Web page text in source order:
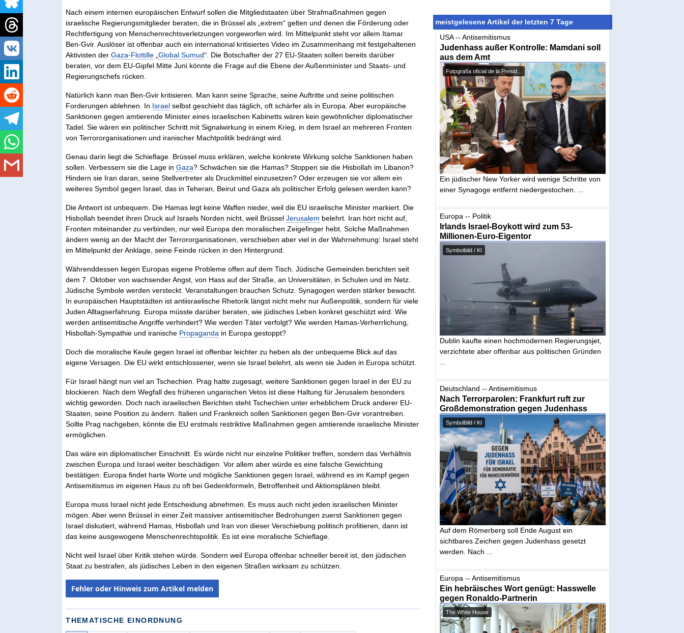
Nach einem internen europäischen Entwurf sollen die Mitgliedstaaten über Strafmaßnahmen gegen
israelische Regierungsmitglieder beraten, die in Brüssel als „extrem“ gelten und denen die Förderung oder
Rechtfertigung von Menschenrechtsverletzungen vorgeworfen wird. Im Mittelpunkt steht vor allem Itamar
Ben-Gvir. Auslöser ist offenbar auch ein international kritisiertes Video im Zusammenhang mit festgehaltenen
Aktivisten derGaza-Flottille „Global Sumud“. Die Botschafter der 27 EU-Staaten sollen bereits darüber
beraten, vor dem EU-Gipfel Mitte Juni könnte die Frage auf die Ebene der Außenminister und Staats- und
Regierungschefs rücken.
Natürlich kann man Ben-Gvir kritisieren. Man kann seine Sprache, seine Auftritte und seine politischen
Forderungen ablehnen. In Israel selbst geschieht das täglich, oft schärfer als in Europa. Aber europäische
Sanktionen gegen amtierende Minister eines israelischen Kabinetts wären kein gewöhnlicher diplomatischer
Tadel. Sie wären ein politischer Schritt mit Signalwirkung in einem Krieg, in dem Israel an mehreren Fronten
von Terrororganisationen und iranischer Machtpolitik bedrängt wird.
Genau darin liegt die Schieflage. Brüssel muss erklären, welche konkrete Wirkung solche Sanktionen haben
sollen. Verbessern sie die Lage inGaza? Schwächen sie die Hamas? Stoppen sie die Hisbollah im Libanon?
Hindern sie Iran daran, seine Stellvertreter als Druckmittel einzusetzen? Oder erzeugen sie vor allem ein
weiteres Symbol gegen Israel, das in Teheran, Beirut und Gaza als politischer Erfolg gelesen werden kann?
Die Antwort ist unbequem. Die Hamas legt keine Waffen nieder, weil die EU israelische Minister markiert. Die
Hisbollah beendet ihren Druck auf Israels Norden nicht, weil BrüsselJerusalem belehrt. Iran hört nicht auf,
Fronten miteinander zu verbinden, nur weil Europa den moralischen Zeigefinger hebt. Solche Maßnahmen
ändern wenig an der Macht der Terrororganisationen, verschieben aber viel in der Wahrnehmung: Israel steht
im Mittelpunkt der Anklage, seine Feinde rücken in den Hintergrund.
Währenddessen liegen Europas eigene Probleme offen auf dem Tisch. Jüdische Gemeinden berichten seit
dem 7. Oktober von wachsender Angst, von Hass auf der Straße, an Universitäten, in Schulen und im Netz.
Jüdische Symbole werden versteckt. Veranstaltungen brauchen Schutz. Synagogen werden stärker bewacht.
In europäischen Hauptstädten ist antiisraelische Rhetorik längst nicht mehr nur Außenpolitik, sondern für viele
Juden Alltagserfahrung. Europa müsste darüber beraten, wie jüdisches Leben konkret geschützt wird. Wie
werden antisemitische Angriffe verhindert? Wie werden Täter verfolgt? Wie werden Hamas-Verherrlichung,
Hisbollah-Sympathie und iranische Propaganda in Europa gestoppt?
Doch die moralische Keule gegen Israel ist offenbar leichter zu heben als der unbequeme Blick auf das
eigene Versagen. Die EU wirkt entschlossener, wenn sie Israel belehrt, als wenn sie Juden in Europa schützt.
Für Israel hängt nun viel an Tschechien. Prag hatte zugesagt, weitere Sanktionen gegen Israel in der EU zu
blockieren. Nach dem Wegfall des früheren ungarischen Vetos ist diese Haltung für Jerusalem besonders
wichtig geworden. Doch nach israelischen Berichten steht Tschechien unter erheblichem Druck anderer EU-
Staaten, seine Position zu ändern. Italien und Frankreich sollen Sanktionen gegen Ben-Gvir vorantreiben.
Sollte Prag nachgeben, könnte die EU erstmals restriktive Maßnahmen gegen amtierende israelische Minister
ermöglichen.
Das wäre ein diplomatischer Einschnitt. Es würde nicht nur einzelne Politiker treffen, sondern das Verhältnis
zwischen Europa und Israel weiter beschädigen. Vor allem aber würde es eine falsche Gewichtung
bestätigen: Europa findet harte Worte und mögliche Sanktionen gegen Israel, während es im Kampf gegen
Antisemitismus im eigenen Haus zu oft bei Gedenkformeln, Betroffenheit und Aktionsplänen bleibt.
Europa muss Israel nicht jede Entscheidung abnehmen. Es muss auch nicht jeden israelischen Minister
mögen. Aber wenn Brüssel in einer Zeit massiver antisemitischer Bedrohungen zuerst Sanktionen gegen
Israel diskutiert, während Hamas, Hisbollah und Iran von dieser Verschiebung politisch profitieren, dann ist
das keine ausgewogene Menschenrechtspolitik. Es ist eine moralische Schieflage.
Nicht weil Israel über Kritik stehen würde. Sondern weil Europa offenbar schneller bereit ist, den jüdischen
Staat zu bestrafen, als jüdisches Leben in den eigenen Straßen wirksam zu schützen.
Fehler oder Hinweis zum Artikel melden
THEMATISCHE EINORDNUNG
meistgelesene Artikel der letzten 7 Tage
USA -- Antisemitismus
Judenhass außer Kontrolle: Mamdani soll
aus dem Amt
Fotografía oficial de la Presid...
Ein jüdischer New Yorker wird wenige Schritte von
einer Synagoge entfernt niedergestochen. ...
Europa -- Politik
Irlands Israel-Boykott wird zum 53-
Millionen-Euro-Eigentor
Symbolbild / KI
Dublin kaufte einen hochmodernen Regierungsjet,
verzichtete aber offenbar aus politischen Gründen
Deutschland -- Antisemitismus
Nach Terrorparolen: Frankfurt ruft zur
Großdemonstration gegen Judenhass
Symbolbild / KI
Auf dem Römerberg soll Ende August ein
sichtbares Zeichen gegen Judenhass gesetzt
werden. Nach ...
Europa -- Antisemitismus
Ein hebräisches Wort genügt: Hasswelle
gegen Ronaldo-Partnerin
The White House